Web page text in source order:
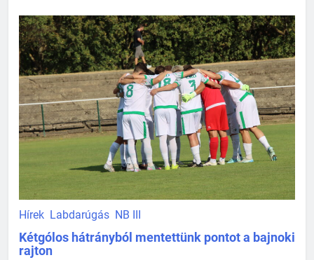
Hírek Labdarúgás NB III
Kétgólos hátrányból mentettünk pontot a bajnoki
rajton